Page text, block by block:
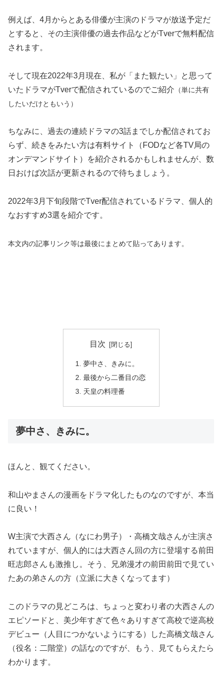
例えば、4月からとある俳優が主演のドラマが放送予定だ
とすると、その主演俳優の過去作品などがTverで無料配信
されます。
そして現在2022年3月現在、私が「また観たい」と思って
いたドラマがTverで配信されているのでご紹介 （単に共有
したいだけともいう）
ちなみに、過去の連続ドラマの3話までしか配信されてお
らず、続きをみたい方は有料サイト（FODなど各TV局の
オンデマンドサイト）を紹介されるかもしれませんが、数
日おけば次話が更新されるので待ちましょう。
2022年3月下旬段階でTver配信されているドラマ、個人的
なおすすめ3選を紹介です。
本文内の記事リンク等は最後にまとめて貼ってあります。
目次
夢中さ、きみに。
最後から二番目の恋
天皇の料理番
夢中さ、きみに。
ほんと、観てください。
和山やまさんの漫画をドラマ化したものなのですが、本当
に良い！
W主演で大西さん（なにわ男子）・高橋文哉さんが主演さ
れていますが、個人的には大西さん回の方に登場する前田
旺志郎さんも激推し。そう、兄弟漫才の前田前田で見てい
たあの弟さんの方（立派に大きくなってます）
このドラマの見どころは、ちょっと変わり者の大西さんの
エピソードと、美少年すぎて色々ありすぎて高校で逆高校
デビュー（人目につかないようにする）した高橋文哉さん
（役名：二階堂）の話なのですが、もう、見てもらえたら
わかります。